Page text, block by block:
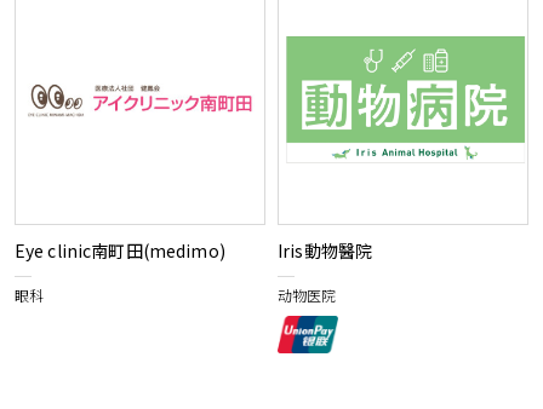
Eye clinic南町田(medimo)
眼科
Iris動物醫院
动物医院